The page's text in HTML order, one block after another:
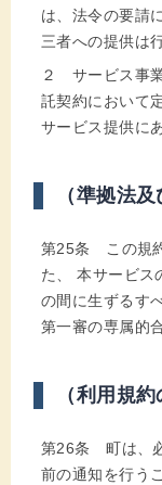
は、法令の要請
三者への提供は
２ サービス事
託契約において
サービス提供に
（準拠法及
第25条 この規
た、 本サービス
の間に生ずるす
第一審の専属的
（利用規約
第26条 町は、
前の通知を行う